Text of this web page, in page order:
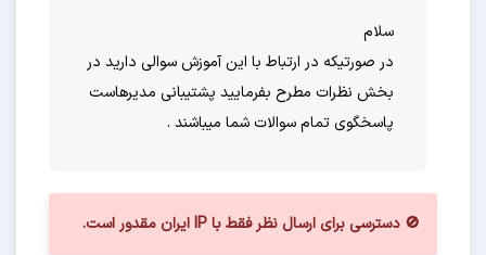
سلام
در صورتیکه در ارتباط با این آموزش سوالی دارید در
بخش نظرات مطرح بفرمایید پشتیبانی مدیرهاست
پاسخگوی تمام سوالات شما میباشند .
🚫 دسترسی برای ارسال نظر فقط با IP ایران مقدور است.